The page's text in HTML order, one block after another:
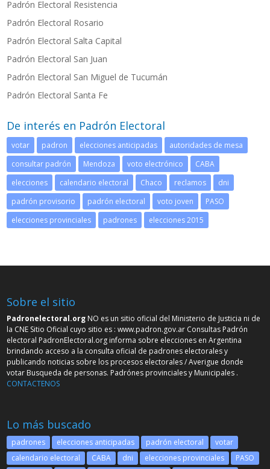
Padrón Electoral Resistencia
Padrón Electoral Rosario
Padrón Electoral Salta Capital
Padrón Electoral San Juan
Padrón Electoral San Miguel de Tucumán
Padrón Electoral Santa Fe
De interés en Padrón Electoral
votar padron elecciones anticipadas
autoridades de mesa
consultar padrón
Mendoza voto electrónico
CABA
elecciones
calendario electoral Chaco reclamos
dni
padrón provisorio
padrón electoral voto joven
PASO
elecciones provinciales
padrones elecciones 2015
Sobre el sitio
Padronelectoral.org NO es un sitio oficial del Ministerio de Justicia ni de
la CNE Sitio Oficial cuyo sitio es :www.padron.gov.ar Consultas Padrón
electoral PadronElectoral.org informa sobre elecciones en Argentina
brindando acceso a la consulta oficial de padrones electorales y
publicando noticias sobre los procesos electorales / Averigue donde
votar Busqueda de personas. Padrónes provinciales y Municipales .
CONTACTENOS
Lo más buscado
padrones elecciones anticipadas padrón electoral
votar
calendario electoral
CABA dni elecciones provinciales
PASO